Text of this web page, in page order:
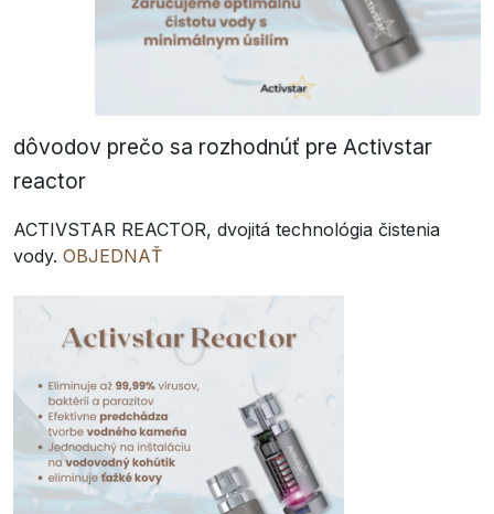
dôvodov prečo sa rozhodnúť pre Activstar
reactor
ACTIVSTAR REACTOR, dvojitá technológia čistenia
vody. OBJEDNAŤ